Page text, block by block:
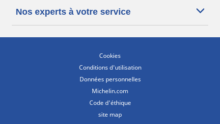
Nos experts à votre service
Cookies
Conditions d'utilisation
Données personnelles
Michelin.com
Code d'éthique
site map